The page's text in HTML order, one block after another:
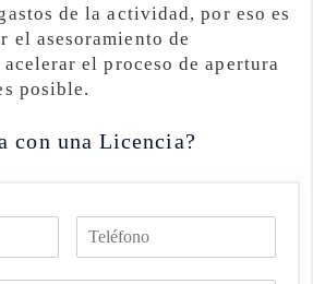
de la actividad, por eso es
el asesoramiento de
el proceso de apertura
posible.
con una Licencia?